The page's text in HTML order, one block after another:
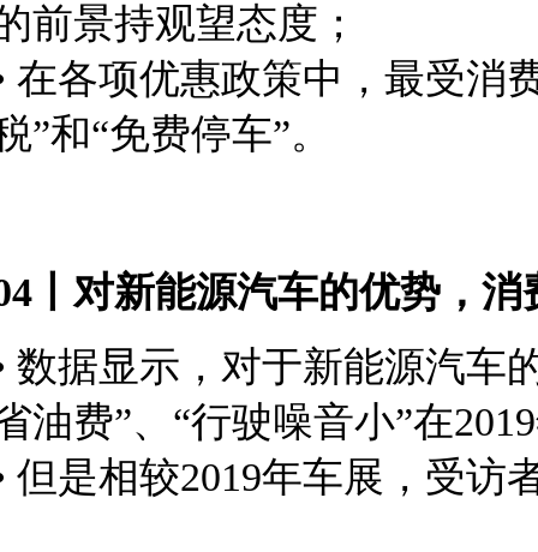
前景持观望态度；
在各项优惠政策中，最受消
”和“免费停车”。
丨对新能源汽车的优势，消
数据显示，对于新能源汽车
油费”、“行驶噪音小”在
但是相较2019年车展，受